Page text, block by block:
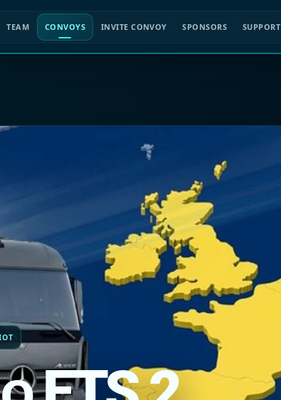
TEAM CONVOYS INVITE CONVOY SPONSORS SUPPORT